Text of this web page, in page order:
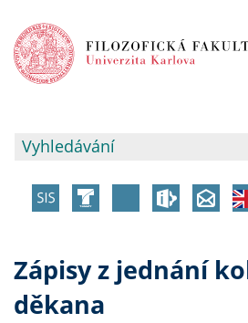
Zápisy z jednání
děkana